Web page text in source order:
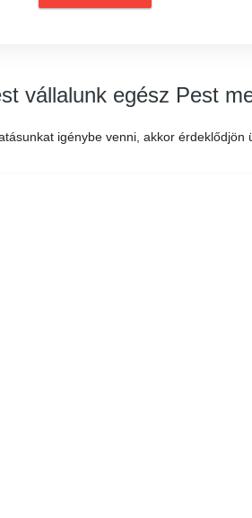
vállalunk egész Pest
igénybe venni, akkor érdeklődjön